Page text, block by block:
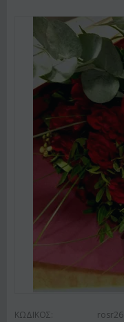
ΚΩΔΙΚΟΣ: rosr26